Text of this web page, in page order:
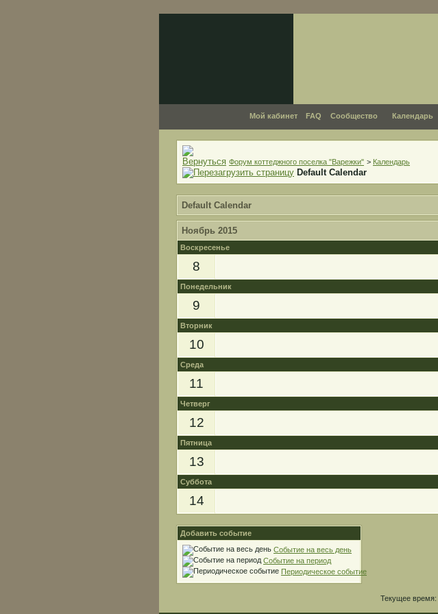
Мой кабинет FAQ Сообщество Календарь
Форум коттеджного поселка "Варежки" > Календарь
Default Calendar
Default Calendar
Ноябрь 2015
Воскресенье
8
Понедельник
9
Вторник
10
Среда
11
Четверг
12
Пятница
13
Суббота
14
Добавить событие
Событие на весь день
Событие на период
Периодическое событие
Текущее время: